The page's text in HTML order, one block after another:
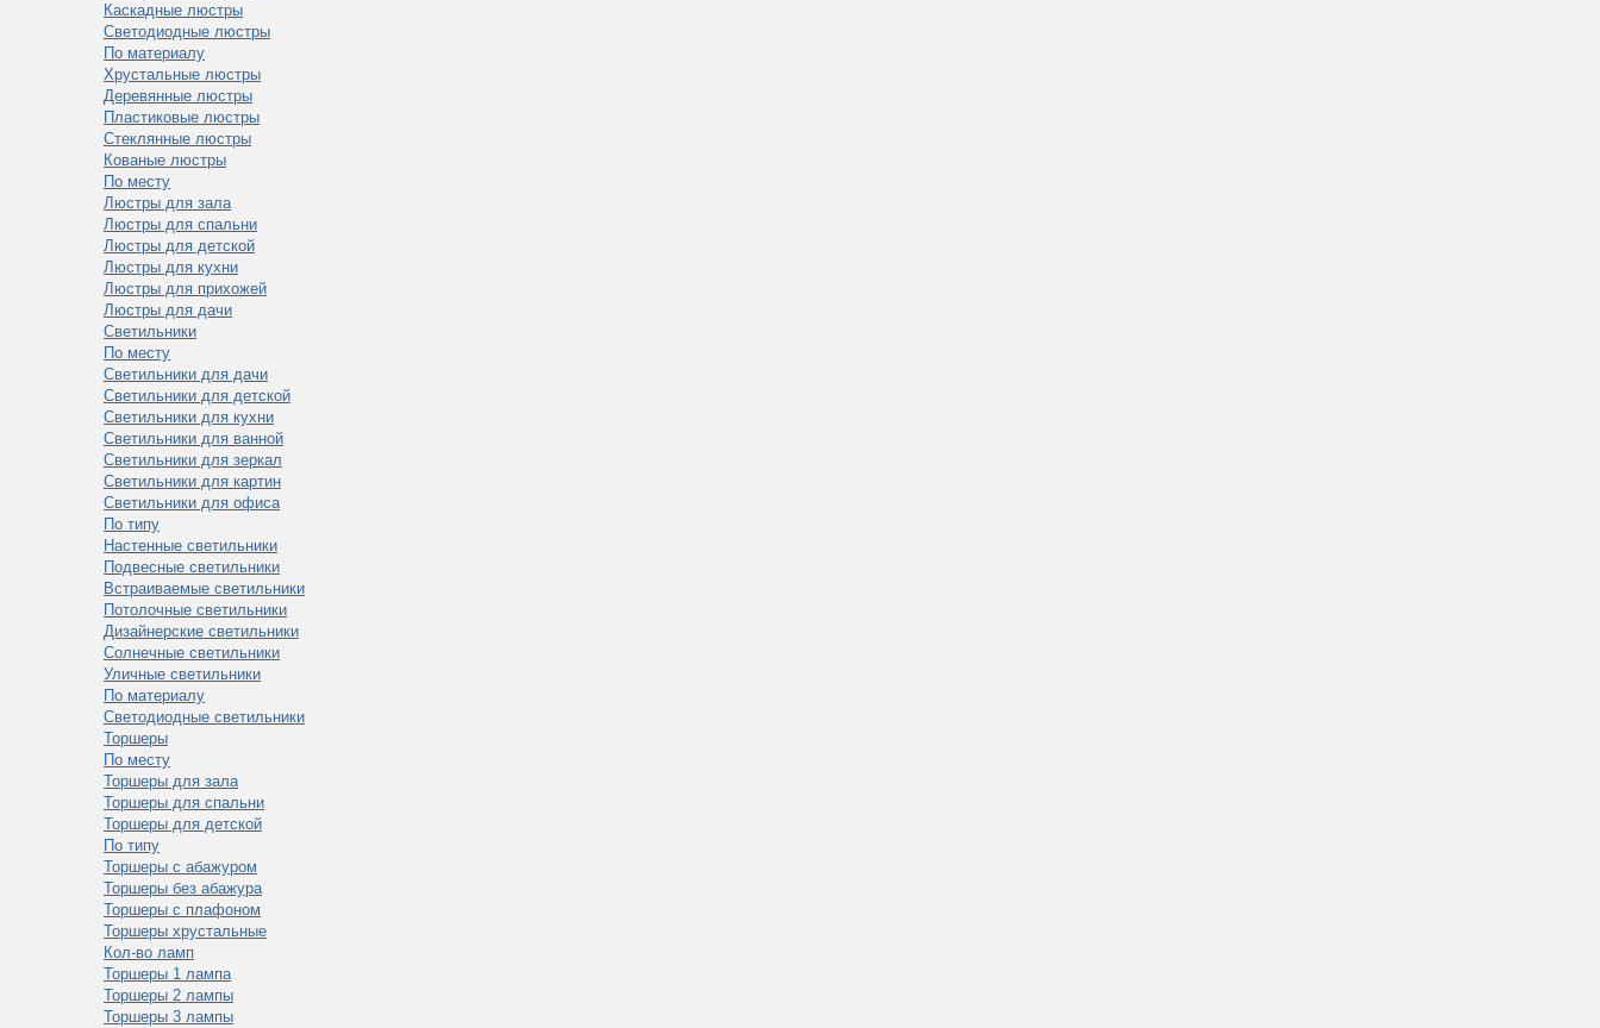
Каскадные люстры
Светодиодные люстры
По материалу
Хрустальные люстры
Деревянные люстры
Пластиковые люстры
Стеклянные люстры
Кованые люстры
По месту
Люстры для зала
Люстры для спальни
Люстры для детской
Люстры для кухни
Люстры для прихожей
Люстры для дачи
Светильники
По месту
Светильники для дачи
Светильники для детской
Светильники для кухни
Светильники для ванной
Светильники для зеркал
Светильники для картин
Светильники для офиса
По типу
Настенные светильники
Подвесные светильники
Встраиваемые светильники
Потолочные светильники
Дизайнерские светильники
Солнечные светильники
Уличные светильники
По материалу
Светодиодные светильники
Торшеры
По месту
Торшеры для зала
Торшеры для спальни
Торшеры для детской
По типу
Торшеры с абажуром
Торшеры без абажура
Торшеры с плафоном
Торшеры хрустальные
Кол-во ламп
Торшеры 1 лампа
Торшеры 2 лампы
Торшеры 3 лампы